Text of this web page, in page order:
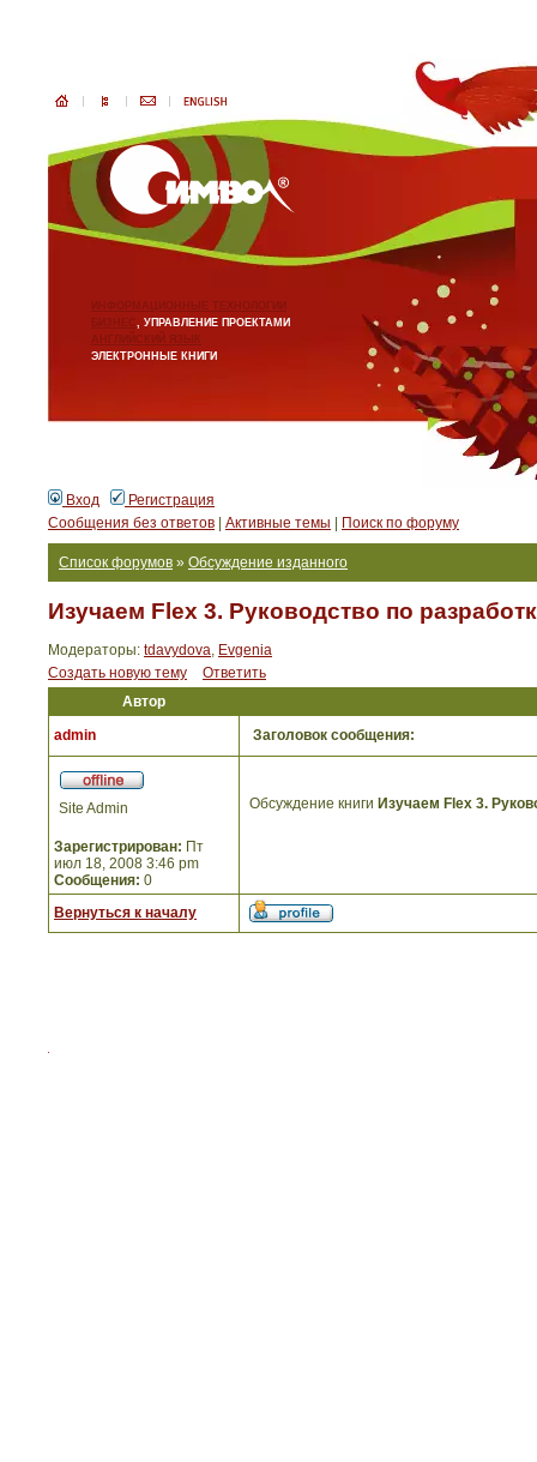
ИНФОРМАЦИОННЫЕ ТЕХНОЛОГИИ
БИЗНЕС, УПРАВЛЕНИЕ ПРОЕКТАМИ
АНГЛИЙСКИЙ ЯЗЫК
ЭЛЕКТРОННЫЕ КНИГИ
Вход
Регистрация
Сообщения без ответов
Активные темы Поиск по форуму
Список форумов » Обсуждение изданного
Изучаем Flex 3. Руководство по
Модераторы: tdavydova, Evgenia
Создать новую тему
Ответить
Автор
admin
Заголовок сообщения:
Site Admin
Зарегистрирован: Пт
июл 18, 2008 3:46 pm
Сообщения: 0
Обсуждение книги Изучаем Flex 3.
Вернуться к началу